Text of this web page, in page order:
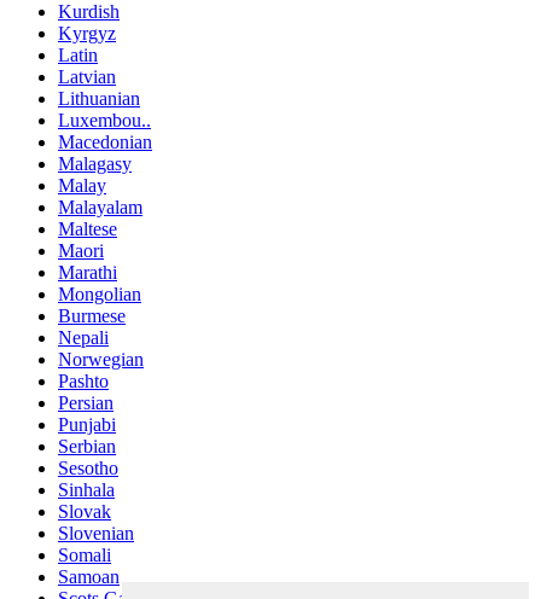
Kurdish
Kyrgyz
Latin
Latvian
Lithuanian
Luxembou..
Macedonian
Malagasy
Malay
Malayalam
Maltese
Maori
Marathi
Mongolian
Burmese
Nepali
Norwegian
Pashto
Persian
Punjabi
Serbian
Sesotho
Sinhala
Slovak
Slovenian
Somali
Samoan